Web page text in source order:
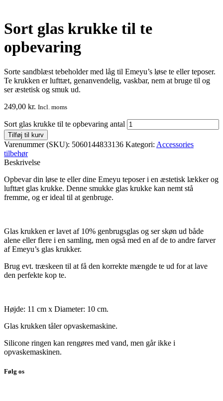
Sort glas krukke til te
opbevaring
Sorte sandblæst tebeholder med låg til Emeyu’s løse te eller teposer.
Te krukken er lufttæt, genanvendelig, vaskbar, nem at bruge til og
ser æstetisk og smuk ud.
249,00 kr. Incl. moms
Sort glas krukke til te opbevaring antal
Tilføj til kurv
Varenummer (SKU): 5060144833136 Kategori: Accessories
tilbehør
Beskrivelse
Opbevar din løse te eller dine Emeyu teposer i en æstetisk lækker og
lufttæt glas krukke. Denne smukke glas krukke kan nemt stå
fremme, og er ideal til at genbruge.
Glas krukken er lavet af 10% genbrugsglas og ser skøn ud både
alene eller flere i en samling, men også med en af de to andre farver
af Emeyu’s glas krukker.
Brug evt. træskeen til at få den korrekte mængde te ud for at lave
den perfekte kop te.
Højde: 11 cm x Diameter: 10 cm.
Glas krukken tåler opvaskemaskine.
Silicone ringen kan rengøres med vand, men går ikke i
opvaskemaskinen.
Følg os